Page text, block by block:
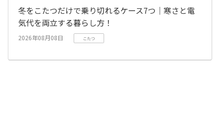
冬をこたつだけで乗り切れるケース7つ｜寒さと電
気代を両立する暮らし方！
2026年08月08日 こたつ